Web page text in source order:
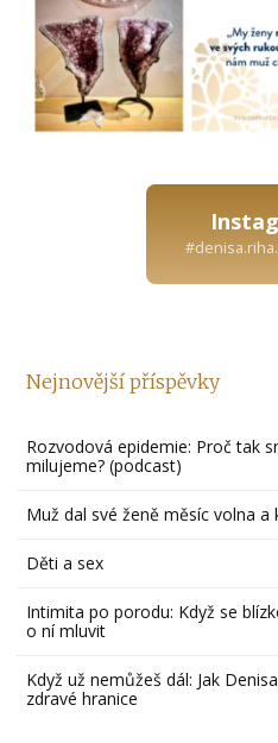
Nejnovější příspěvky
Rozvodová epidemie: Proč tak
milujeme? (podcast)
Muž dal své ženě měsíc volna a
Děti a sex
Intimita po porodu: Když se
o ní mluvit
Když už nemůžeš dál: Jak
zdravé hranice